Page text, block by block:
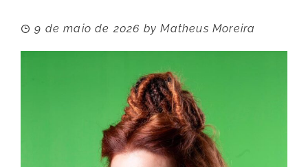
9 de maio de 2026 byMatheus Moreira